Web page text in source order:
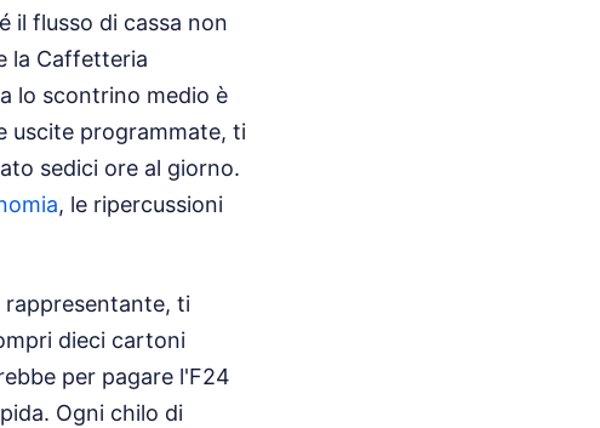
il flusso di cassa non
la Caffetteria
lo scontrino medio è
uscite programmate, ti
sedici ore al giorno.
, le ripercussioni
rappresentante, ti
dieci cartoni
per pagare l'F24
Ogni chilo di